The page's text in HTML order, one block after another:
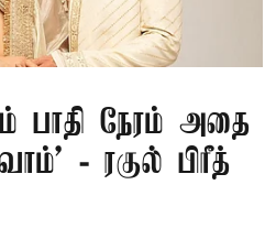
பாதி நேரம் அதை
- ரகுல் பிரீத்